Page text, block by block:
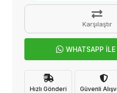
Karşılaştır
WHATSAPP İLE
Hızlı Gönderi Güvenli